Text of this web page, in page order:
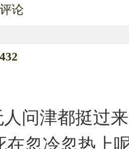
评论
问津都挺过
在忽冷忽热上